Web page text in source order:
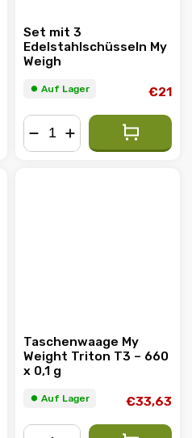
Set mit 3
Edelstahlschüsseln My
Weigh
⏺︎ Auf Lager €21
Taschenwaage My
Weight Triton T3 – 660
x 0,1 g
⏺︎ Auf Lager €33,63